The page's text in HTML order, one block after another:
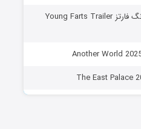
دانلود مستند قطعات تریلر یانگ فارتز Young Farts Trailer